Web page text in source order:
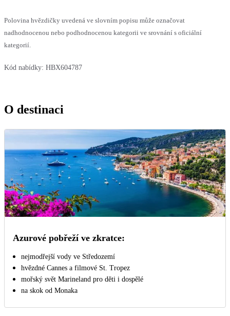
Polovina hvězdičky uvedená ve slovním popisu může označovat
nadhodnocenou nebo podhodnocenou kategorii ve srovnání s oficiální
kategorií.
Kód nabídky: HBX604787
O destinaci
Azurové pobřeží ve zkratce:
nejmodřejší vody ve Středozemí
hvězdné Cannes a filmové St. Tropez
mořský svět Marineland pro děti i dospělé
na skok od Monaka